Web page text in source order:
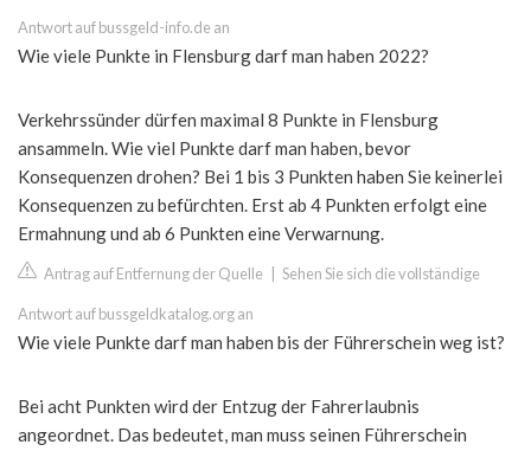
Antwort auf bussgeld-info.de an
Wie viele Punkte in Flensburg darf man haben 2022?
Verkehrssünder dürfen maximal 8 Punkte in Flensburg
ansammeln. Wie viel Punkte darf man haben, bevor
Konsequenzen drohen? Bei 1 bis 3 Punkten haben Sie keinerlei
Konsequenzen zu befürchten. Erst ab 4 Punkten erfolgt eine
Ermahnung und ab 6 Punkten eine Verwarnung.
Antrag auf Entfernung der Quelle Sehen Sie sich die vollständige
Antwort auf bussgeldkatalog.org an
Wie viele Punkte darf man haben bis der Führerschein weg ist?
Bei acht Punkten wird der Entzug der Fahrerlaubnis
angeordnet. Das bedeutet, man muss seinen Führerschein